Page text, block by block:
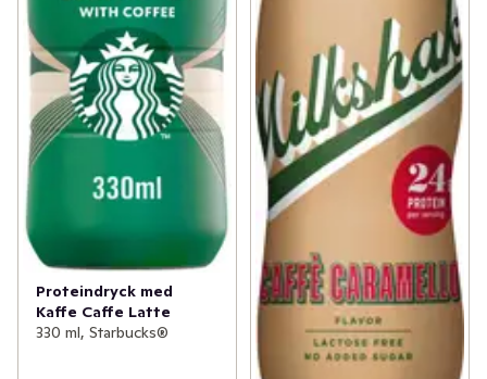
Proteindryck med
Kaffe Caffe Latte
330 ml, Starbucks®